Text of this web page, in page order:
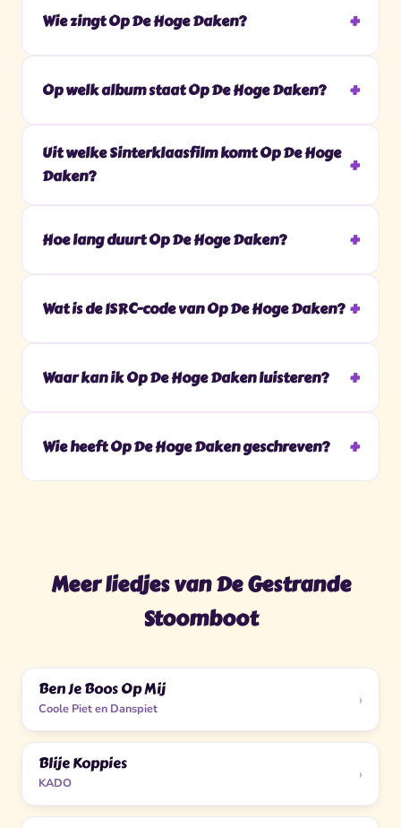
Wie zingt Op De Hoge Daken?
Op welk album staat Op De Hoge Daken?
Uit welke Sinterklaasfilm komt Op De Hoge
Daken?
Hoe lang duurt Op De Hoge Daken?
Wat is de ISRC-code van Op De Hoge Daken?
Waar kan ik Op De Hoge Daken luisteren?
Wie heeft Op De Hoge Daken geschreven?
Meer liedjes van De Gestrande
Stoomboot
Ben Je Boos Op Mij
Coole Piet en Danspiet ›
Blije Koppies
KADO ›